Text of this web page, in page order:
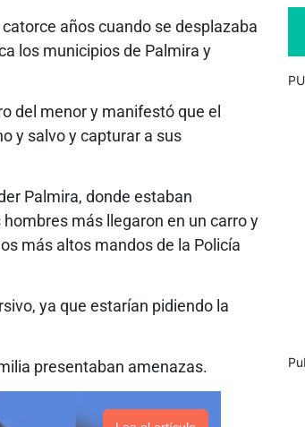
años cuando se desplazaba
los municipios de Palmira y
del menor y manifestó que el
y salvo y capturar a sus
Palmira, donde estaban
más llegaron en un carro y
más altos mandos de la Policía
ya que estarían pidiendo la
presentaban amenazas.